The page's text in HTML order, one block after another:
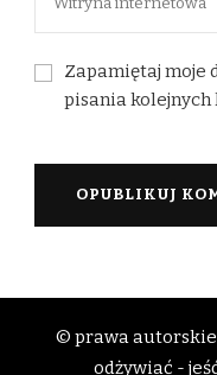
Zapamiętaj moje
pisania kolejnych
© prawa
odżywiać -